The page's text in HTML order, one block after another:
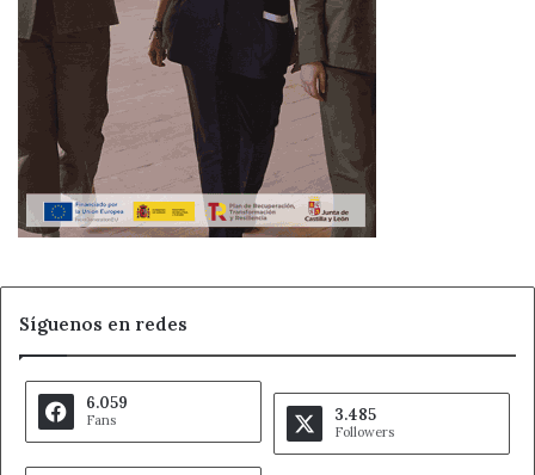
Síguenos en redes
6.059
Fans 3.485
Followers